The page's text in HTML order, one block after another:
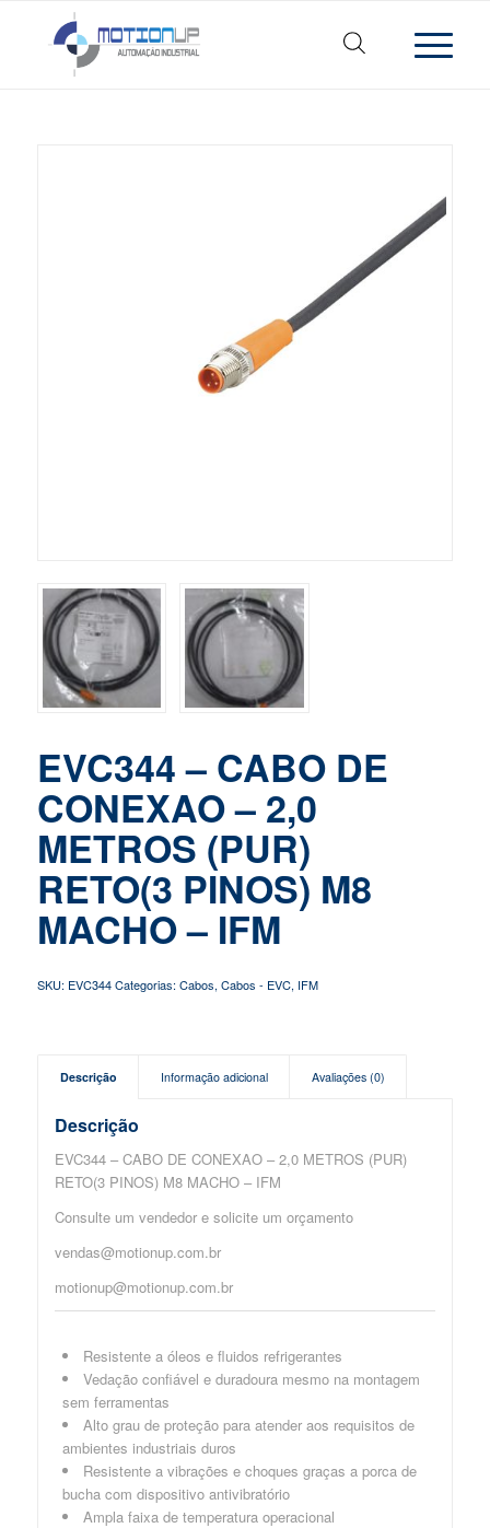
EVC344 – CABO DE
CONEXAO – 2,0
METROS (PUR)
RETO(3 PINOS) M8
MACHO – IFM
SKU: EVC344 Categorias: Cabos,Cabos - EVC, IFM
Descrição Informação adicional Avaliações (0)
Descrição
EVC344 – CABO DE CONEXAO – 2,0 METROS (PUR)
RETO(3 PINOS) M8 MACHO – IFM
Consulte um vendedor e solicite um orçamento
vendas@motionup.com.br
motionup@motionup.com.br
Resistente a óleos e fluidos refrigerantes
Vedação confiável e duradoura mesmo na montagem
sem ferramentas
Alto grau de proteção para atender aos requisitos de
ambientes industriais duros
Resistente a vibrações e choques graças a porca de
bucha com dispositivo antivibratório
Ampla faixa de temperatura operacional